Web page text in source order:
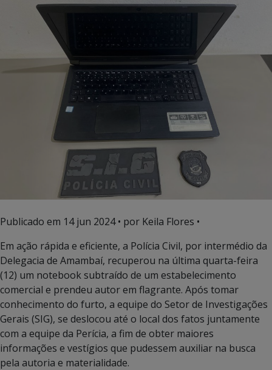
Publicado em 14 jun 2024• por Keila Flores •
Em ação rápida e eficiente, a Polícia Civil, por intermédio da
Delegacia de Amambaí, recuperou na última quarta-feira
(12) um notebook subtraído de um estabelecimento
comercial e prendeu autor em flagrante. Após tomar
conhecimento do furto, a equipe do Setor de Investigações
Gerais (SIG), se deslocou até o local dos fatos juntamente
com a equipe da Perícia, a fim de obter maiores
informações e vestígios que pudessem auxiliar na busca
pela autoria e materialidade.